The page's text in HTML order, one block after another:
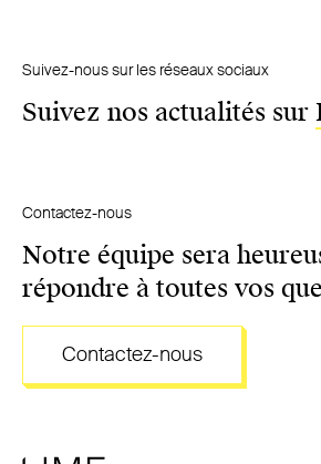
Suivez-nous sur les réseaux sociaux
Suivez nos actualités sur
Contactez-nous
Notre équipe sera
répondre à toutes vos
Contactez-nous